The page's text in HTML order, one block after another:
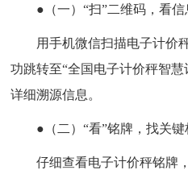
●（一）“扫”二维码，看信
用手机微信扫描电子计价
功跳转至“全国电子计价秤智
详细溯源信息。
●（二）“看”铭牌，找关键
仔细查看电子计价秤铭牌